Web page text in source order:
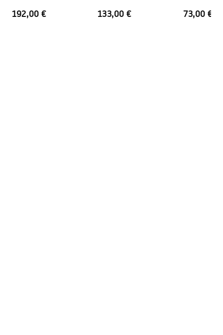
192,00 € 133,00 € 73,00 €